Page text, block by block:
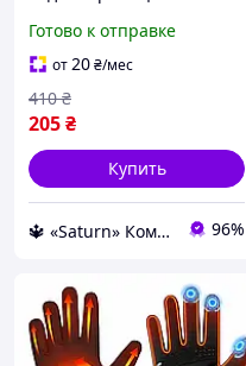
Gloves с ногтями для
работы в огороде саду
Готово к отправке
от20₴/мес
205₴
410 ₴
Купить
🔱 «Saturn» Компетентность! Качество товара! Быстрая отправка! ✅ 96%